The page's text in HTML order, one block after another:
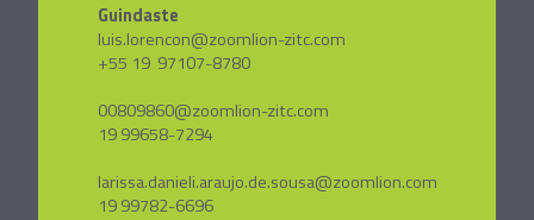
Guindaste
luis.lorencon@zoomlion-zitc.com
+55 19 97107-8780
00809860@zoomlion-zitc.com
19 99658-7294
larissa.danieli.araujo.de.sousa@zoomlion.com
19 99782-6696